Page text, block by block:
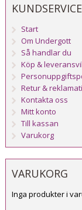
KUNDSERVICE
Start
Om Undergott
Så handlar du
Köp &
Retur &
Kontakta oss
Mitt konto
Till kassan
Varukorg
VARUKORG
Inga produkter i